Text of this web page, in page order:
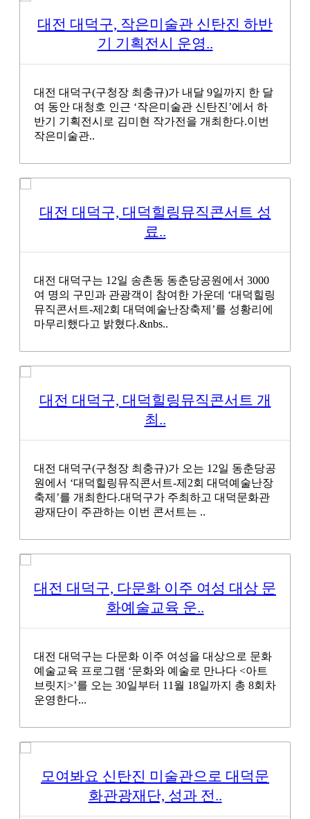
대전 대덕구, 작은미술관 신탄진 하반
기 기획전시 운영..
대전 대덕구(구청장 최충규)가 내달 9일까지 한 달
여 동안 대청호 인근 ‘작은미술관 신탄진’에서 하
반기 기획전시로 김미현 작가전을 개최한다.이번
작은미술관..
대전 대덕구, 대덕힐링뮤직콘서트 성
료..
대전 대덕구는 12일 송촌동 동춘당공원에서 3000
여 명의 구민과 관광객이 참여한 가운데 ‘대덕힐링
뮤직콘서트-제2회 대덕예술난장축제’를 성황리에
마무리했다고 밝혔다.&nbs..
대전 대덕구, 대덕힐링뮤직콘서트 개
최..
대전 대덕구(구청장 최충규)가 오는 12일 동춘당공
원에서 ‘대덕힐링뮤직콘서트-제2회 대덕예술난장
축제’를 개최한다.대덕구가 주최하고 대덕문화관
광재단이 주관하는 이번 콘서트는 ..
대전 대덕구, 다문화 이주 여성 대상 문
화예술교육 운..
대전 대덕구는 다문화 이주 여성을 대상으로 문화
예술교육 프로그램 ‘문화와 예술로 만나다 <아트
브릿지>’를 오는 30일부터 11월 18일까지 총 8회차
운영한다...
모여봐요 신탄진 미술관으로 대덕문
화관광재단, 성과 전..